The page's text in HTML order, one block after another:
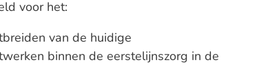
voor het:
van de huidige
binnen de eerstelijnszorg in de